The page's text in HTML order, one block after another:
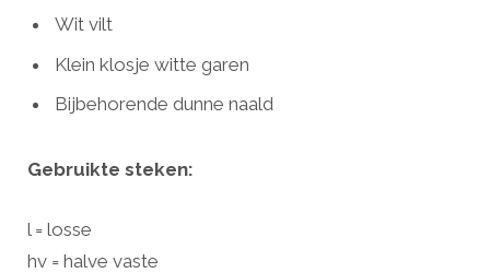
Wit vilt
Klein klosje witte garen
Bijbehorende dunne naald
Gebruikte steken:
l = losse
hv = halve vaste